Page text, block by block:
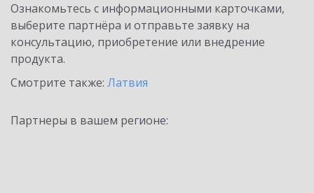
Ознакомьтесь с информационными карточками,
выберите партнёра и отправьте заявку на
консультацию, приобретение или внедрение
продукта.
Смотрите также: Латвия
Партнеры в вашем регионе: